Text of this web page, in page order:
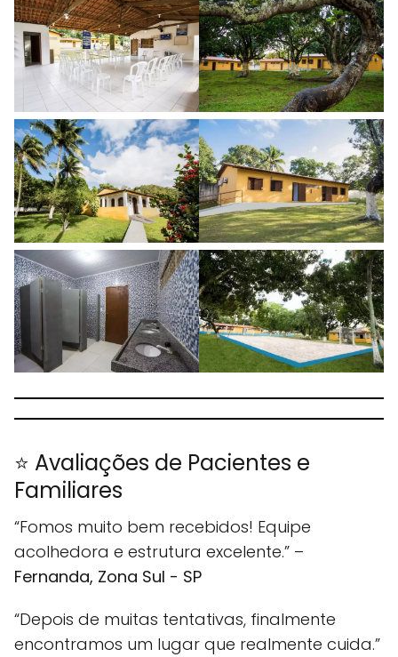
⭐ Avaliações de Pacientes e
Familiares
“Fomos muito bem recebidos! Equipe
acolhedora e estrutura excelente.” –
Fernanda, Zona Sul - SP
“Depois de muitas tentativas, finalmente
encontramos um lugar que realmente cuida.”